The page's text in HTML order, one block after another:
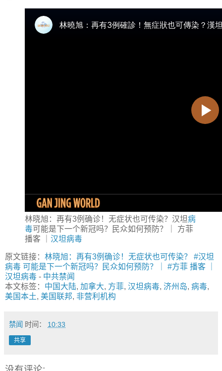
林晓旭：再有3例确诊！无症状也可传染？汉坦病
毒可能是下一个新冠吗？民众如何预防？｜ 方菲
播客 ｜ 汉坦病毒
原文链接： 林晓旭：再有3例确诊！无症状也可传染？ #汉坦
病毒 可能是下一个新冠吗？民众如何预防？｜ #方菲 播客 ｜
汉坦病毒 - 中共禁闻
本文标签： 中国大陆, 加拿大, 方菲, 汉坦病毒, 济州岛, 病毒,
美国本土, 美国联邦, 非营利机构
禁闻 时间： 10:33
共享